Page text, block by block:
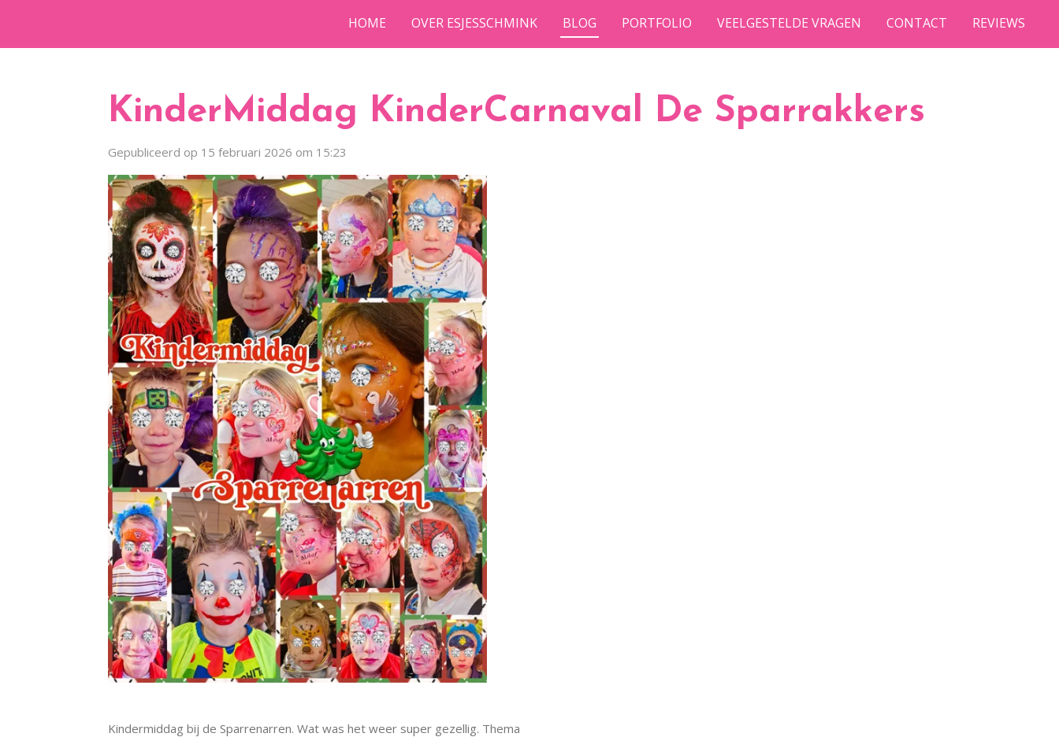
HOME OVER ESJESSCHMINK BLOG PORTFOLIO VEELGESTELDE VRAGEN CONTACT REVIEWS
KinderMiddag KinderCarnaval De Sparrakkers
Gepubliceerd op 15 februari 2026 om 15:23
Kindermiddag bij de Sparrenarren. Wat was het weer super gezellig. Thema